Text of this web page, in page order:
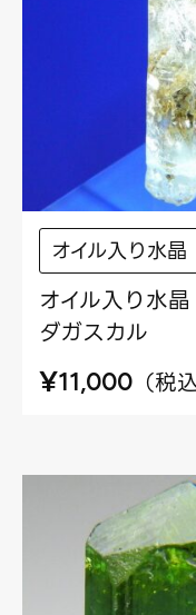
オイル入り水晶
オイル入り水
ダガスカル
¥11,000 （税